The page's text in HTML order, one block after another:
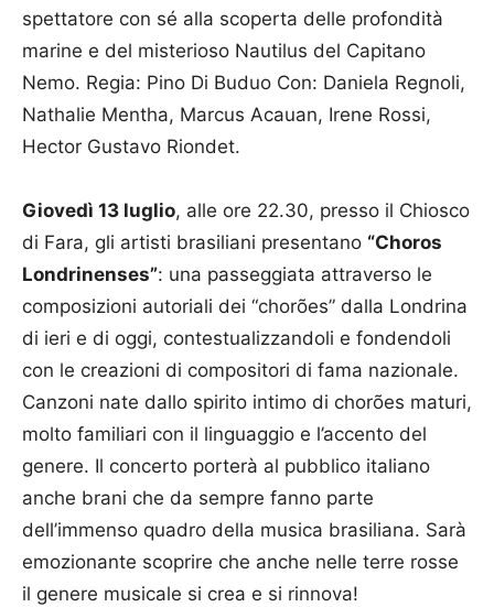
spettatore con sé alla scoperta delle profondità
marine e del misterioso Nautilus del Capitano
Nemo. Regia: Pino Di Buduo Con: Daniela Regnoli,
Nathalie Mentha, Marcus Acauan, Irene Rossi,
Hector Gustavo Riondet.
Giovedì 13 luglio, alle ore 22.30, presso il Chiosco
di Fara, gli artisti brasiliani presentano “Choros
Londrinenses”: una passeggiata attraverso le
composizioni autoriali dei “chorões” dalla Londrina
di ieri e di oggi, contestualizzandoli e fondendoli
con le creazioni di compositori di fama nazionale.
Canzoni nate dallo spirito intimo di chorões maturi,
molto familiari con il linguaggio e l’accento del
genere. Il concerto porterà al pubblico italiano
anche brani che da sempre fanno parte
dell’immenso quadro della musica brasiliana. Sarà
emozionante scoprire che anche nelle terre rosse
il genere musicale si crea e si rinnova!